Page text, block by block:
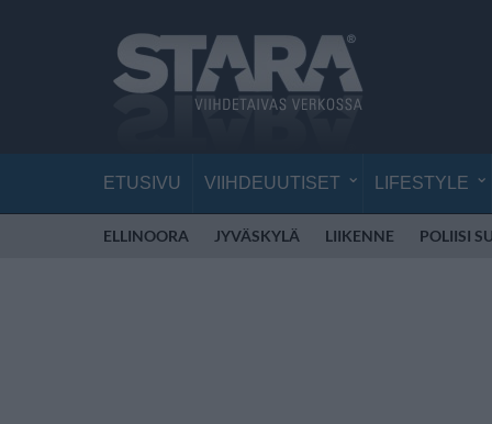
ETUSIVU VIIHDEUUTISET LIFESTYLE
ELLINOORA JYVÄSKYLÄ LIIKENNE POLIISI